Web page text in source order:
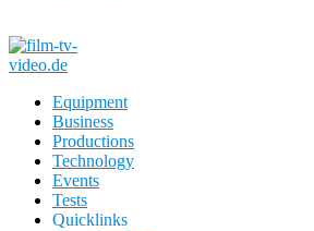
Equipment
Business
Productions
Technology
Events
Tests
Quicklinks